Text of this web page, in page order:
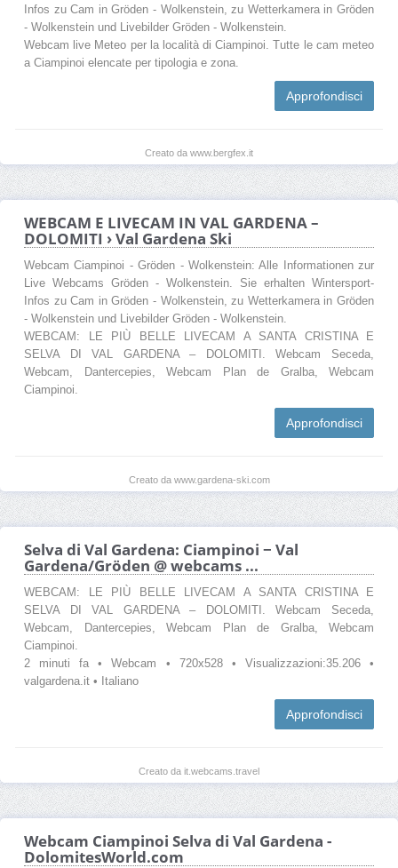
Infos zu Cam in Gröden - Wolkenstein, zu Wetterkamera in Gröden
- Wolkenstein und Livebilder Gröden - Wolkenstein.
Webcam live Meteo per la località di Ciampinoi. Tutte le cam meteo
a Ciampinoi elencate per tipologia e zona.
Approfondisci
Creato da www.bergfex.it
WEBCAM E LIVECAM IN VAL GARDENA –
DOLOMITI › Val Gardena Ski
Webcam Ciampinoi - Gröden - Wolkenstein: Alle Informationen zur
Live Webcams Gröden - Wolkenstein. Sie erhalten Wintersport-
Infos zu Cam in Gröden - Wolkenstein, zu Wetterkamera in Gröden
- Wolkenstein und Livebilder Gröden - Wolkenstein.
WEBCAM: LE PIÙ BELLE LIVECAM A SANTA CRISTINA E
SELVA DI VAL GARDENA – DOLOMITI. Webcam Seceda,
Webcam, Dantercepies, Webcam Plan de Gralba, Webcam
Ciampinoi.
Approfondisci
Creato da www.gardena-ski.com
Selva di Val Gardena: Ciampinoi − Val
Gardena/Gröden @ webcams ...
WEBCAM: LE PIÙ BELLE LIVECAM A SANTA CRISTINA E
SELVA DI VAL GARDENA – DOLOMITI. Webcam Seceda,
Webcam, Dantercepies, Webcam Plan de Gralba, Webcam
Ciampinoi.
2 minuti fa • Webcam • 720x528 • Visualizzazioni:35.206 •
valgardena.it • Italiano
Approfondisci
Creato da it.webcams.travel
Webcam Ciampinoi Selva di Val Gardena -
DolomitesWorld.com